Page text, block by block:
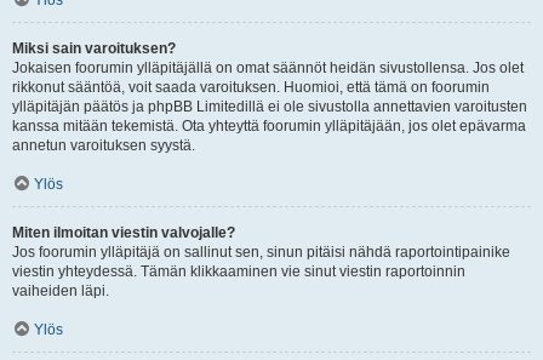
Miksi sain varoituksen?
Jokaisen foorumin ylläpitäjällä on omat säännöt heidän sivustollensa. Jos olet
rikkonut sääntöä, voit saada varoituksen. Huomioi, että tämä on foorumin
ylläpitäjän päätös ja phpBB Limitedillä ei ole sivustolla annettavien varoitusten
kanssa mitään tekemistä. Ota yhteyttä foorumin ylläpitäjään, jos olet epävarma
annetun varoituksen syystä.
Ylös
Miten ilmoitan viestin valvojalle?
Jos foorumin ylläpitäjä on sallinut sen, sinun pitäisi nähdä raportointipainike
viestin yhteydessä. Tämän klikkaaminen vie sinut viestin raportoinnin
vaiheiden läpi.
Ylös